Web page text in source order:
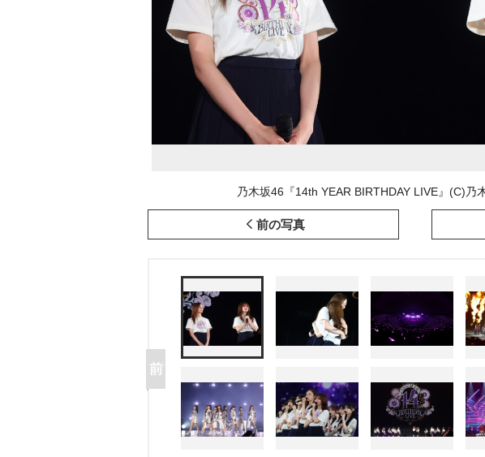
乃木坂46『14th YEAR BIRTHDAY LIVE』(C)乃
前の写真